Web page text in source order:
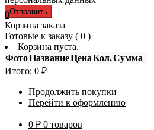
0
Корзина заказа
Готовые к заказу ( 0 )
Корзина пуста.
ФотоНазваниеЦенаКол.Сумма
Итого: 0 ₽
Продолжить покупки
Перейти к оформлению
0 ₽ 0 товаров